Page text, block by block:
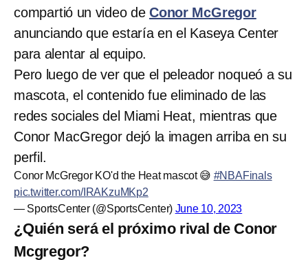
compartió un video deConor McGregor
anunciando que estaría en el Kaseya Center
para alentar al equipo.
Pero luego de ver que el peleador noqueó a su
mascota, el contenido fue eliminado de las
redes sociales del Miami Heat, mientras que
Conor MacGregor dejó la imagen arriba en su
perfil.
Conor McGregor KO'd the Heat mascot 😅 #NBAFinals
pic.twitter.com/IRAKzuMKp2
— SportsCenter (@SportsCenter) June 10, 2023
¿Quién será el próximo rival de Conor
Mcgregor?